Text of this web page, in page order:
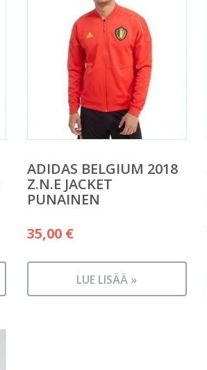
ADIDAS BELGIUM 2018
Z.N.E JACKET
PUNAINEN
35,00 €
LUE LISÄÄ »